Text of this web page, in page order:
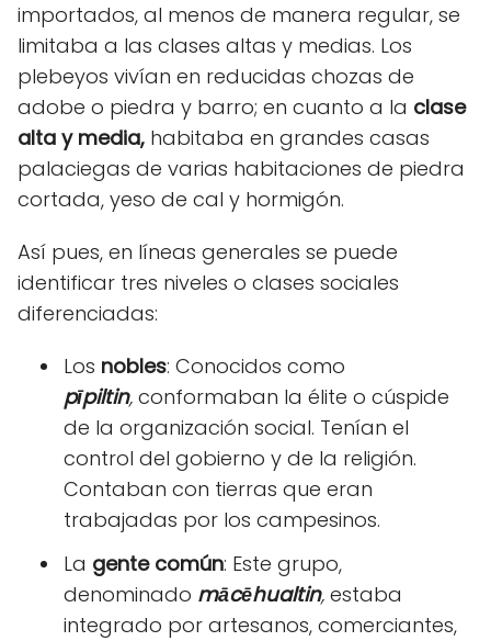
importados, al menos de manera regular, se
limitaba a las clases altas y medias. Los
plebeyos vivían en reducidas chozas de
adobe o piedra y barro; en cuanto a la clase
alta y media, habitaba en grandes casas
palaciegas de varias habitaciones de piedra
cortada, yeso de cal y hormigón.
Así pues, en líneas generales se puede
identificar tres niveles o clases sociales
diferenciadas:
Los nobles: Conocidos como
pīpiltin, conformaban la élite o cúspide
de la organización social. Tenían el
control del gobierno y de la religión.
Contaban con tierras que eran
trabajadas por los campesinos.
La gente común: Este grupo,
denominado mācēhualtin, estaba
integrado por artesanos, comerciantes,